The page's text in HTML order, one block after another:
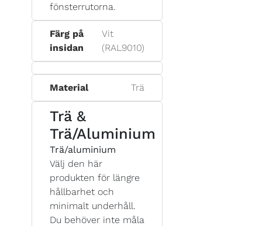
fönsterrutorna.
Färg på
insidan
Vit
(RAL9010)
Material Trä
Trä &
Trä/Aluminium
Trä/aluminium
Välj den här
produkten för längre
hållbarhet och
minimalt underhåll.
Du behöver inte måla